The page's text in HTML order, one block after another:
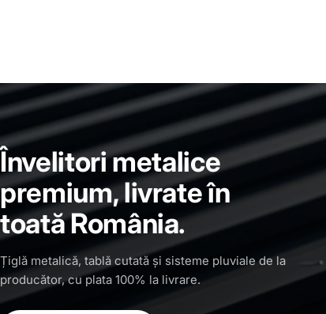
Învelitori metalice
premium, livrate în
toată România.
Țiglă metalică, tablă cutată și sisteme pluviale de la
producător, cu plata 100% la livrare.